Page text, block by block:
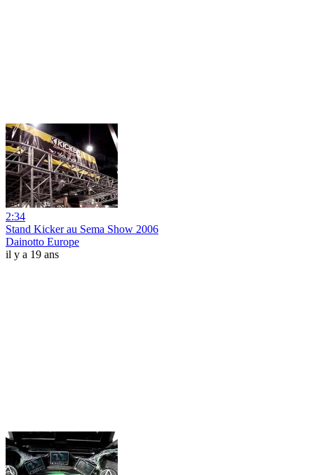
2:34
Stand Kicker au Sema Show 2006
Dainotto Europe
il y a 19 ans